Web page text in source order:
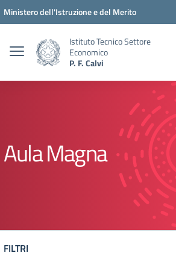
Vai ai contenuti
Vai al menu di navigazione
Vai al footer
Ministero dell'Istruzione e del Merito
Istituto Tecnico Settore
Economico
P. F. Calvi
Aula Magna
FILTRI